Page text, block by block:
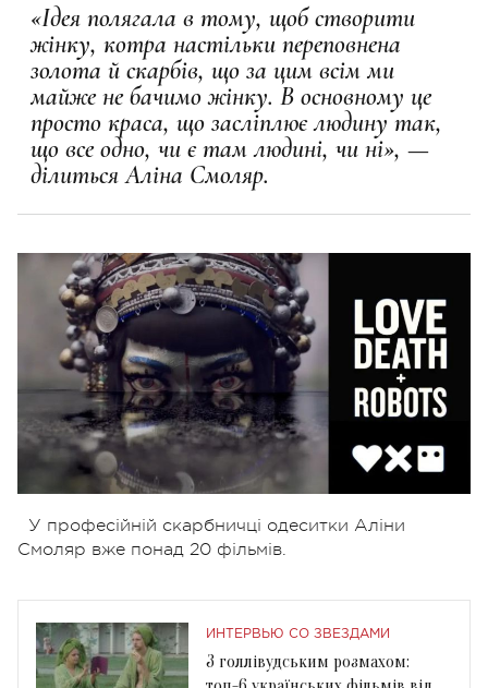
«Ідея полягала в тому, щоб створити
жінку, котра настільки переповнена
золота й скарбів, що за цим всім ми
майже не бачимо жінку. В основному це
просто краса, що засліплює людину так,
що все одно, чи є там людині, чи ні», —
ділиться Аліна Смоляр.
У професійній скарбничці одеситки Аліни
Смоляр вже понад 20 фільмів.
ИНТЕРВЬЮ СО ЗВЕЗДАМИ
З голлівудським розмахом: